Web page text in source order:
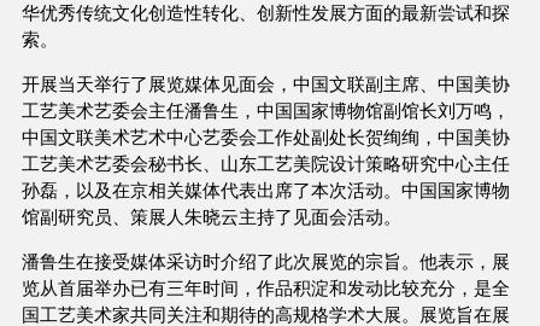
华优秀传统文化创造性转化、创新性发展方面的最新尝试和探
索。
开展当天举行了展览媒体见面会，中国文联副主席、中国美协
工艺美术艺委会主任潘鲁生，中国国家博物馆副馆长刘万鸣，
中国文联美术艺术中心艺委会工作处副处长贺绚绚，中国美协
工艺美术艺委会秘书长、山东工艺美院设计策略研究中心主任
孙磊，以及在京相关媒体代表出席了本次活动。中国国家博物
馆副研究员、策展人朱晓云主持了见面会活动。
潘鲁生在接受媒体采访时介绍了此次展览的宗旨。他表示，展
览从首届举办已有三年时间，作品积淀和发动比较充分，是全
国工艺美术家共同关注和期待的高规格学术大展。展览旨在展